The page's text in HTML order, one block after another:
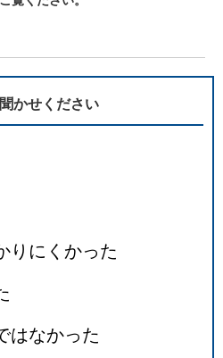
かせください
りにくかった
はなかった